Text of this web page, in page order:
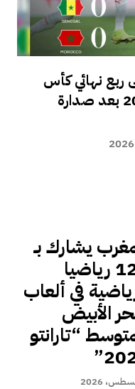
ربع نهائي كأس
أمم إفريقيا 2026 بعد صدارة
يشارك بـ
120 رياضيا
في ألعاب
الأبيض
“تارانتو